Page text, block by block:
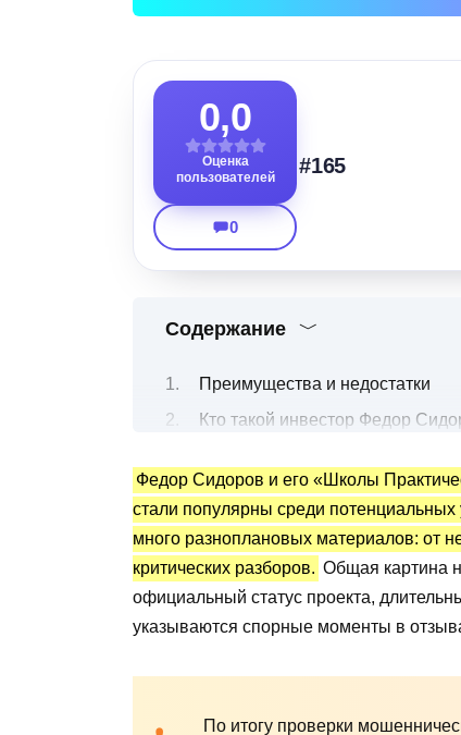
0,0
Оценка
пользователей
0
#165
Содержание
Преимущества и недостатки
Кто такой инвестор Федор
Как позиционируется «Школа
Что показывают свежие
Юридическая часть и
Домены, сайты, боты и
Как относятся к Школе
Федор Сидоров и его «Школы
стали популярны среди
много разноплановых материалов: от
критических разборов. Общая картина
официальный статус проекта,
указываются спорные моменты в
По итогу проверки